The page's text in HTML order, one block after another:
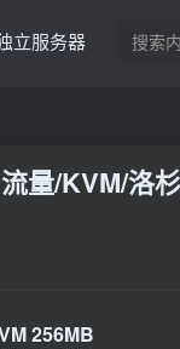
立服务器
量/KVM/洛
256MB